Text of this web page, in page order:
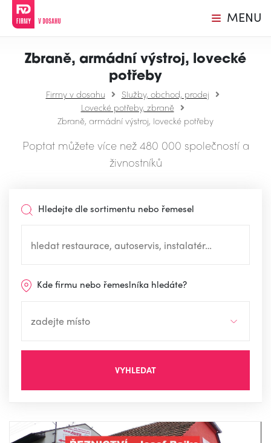
MENU
Zbraně, armádní výstroj, lovecké
potřeby
Firmy v dosahu
Služby, obchod, prodej
Lovecké potřeby, zbraně
Zbraně, armádní výstroj, lovecké potřeby
Poptat můžete více než 480 000 společností a
živnostníků
Hledejte dle sortimentu nebo řemesel
Kde firmu nebo řemeslníka hledáte?
VYHLEDAT